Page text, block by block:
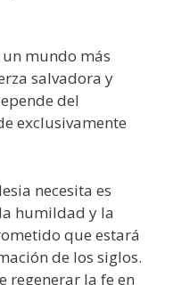
un mundo más
salvadora y
del
exclusivamente
necesita es
humildad y la
que estará
de los siglos.
regenerar la fe en